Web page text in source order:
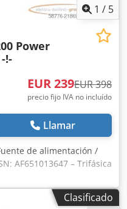
1 / 5
Power
!-
EUR 239EUR 398
precio fijo IVA no incluído
Llamar
de alimentación /
AF651013647 – Trifásica
original abierto (el
entrega según las
Clasificado